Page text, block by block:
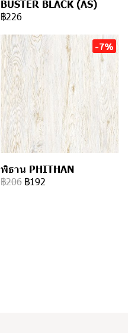
BUSTER BLACK (AS)
฿226
-7%
พิธาน PHITHAN
฿206 ฿192